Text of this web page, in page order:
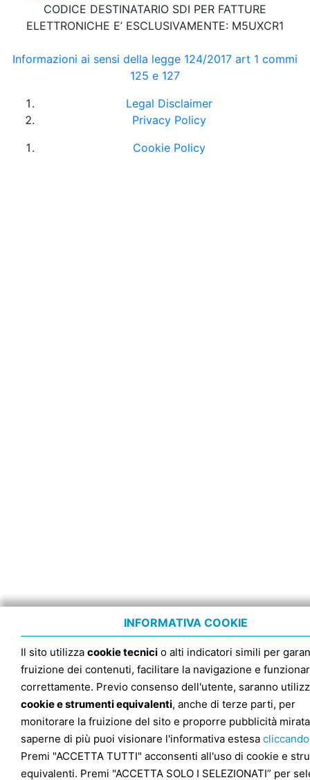
CODICE DESTINATARIO SDI PER FATTURE
ELETTRONICHE E’ ESCLUSIVAMENTE: M5UXCR1
Informazioni ai sensi della legge 124/2017 art 1 commi
125 e 127
Legal Disclaimer
Privacy Policy
Cookie Policy
INFORMATIVA COOKIE
Il sito utilizza cookie tecnici o alti indicatori simili per
fruizione dei contenuti, facilitare la navigazione e
correttamente. Previo consenso dell'utente, saranno
cookie e strumenti equivalenti, anche di terze parti, per
monitorare la fruizione del sito e proporre pubblicità
saperne di più puoi visionare l'informativa estesa
Premi "ACCETTA TUTTI" acconsenti all'uso di cookie e
equivalenti. Premi "ACCETTA SOLO I SELEZIONATI” per